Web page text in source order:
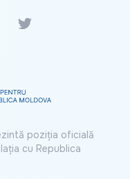
Twitter
poziția oficială
cu Republica